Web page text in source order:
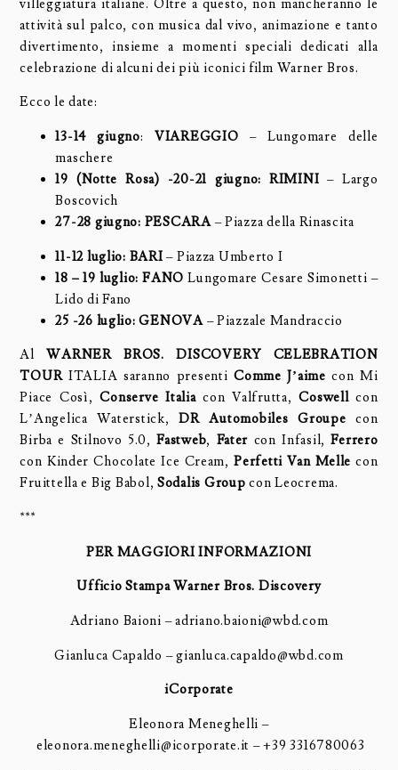
villeggiatura italiane. Oltre a questo, non mancheranno le
attività sul palco, con musica dal vivo, animazione e tanto
divertimento, insieme a momenti speciali dedicati alla
celebrazione di alcuni dei più iconici film Warner Bros.
Ecco le date:
13-14 giugno: VIAREGGIO – Lungomare delle
maschere
19 (Notte Rosa) -20-21 giugno: RIMINI – Largo
Boscovich
27-28 giugno: PESCARA – Piazza della Rinascita
11-12 luglio: BARI – Piazza Umberto I
18 – 19 luglio: FANO Lungomare Cesare Simonetti –
Lido di Fano
25 -26 luglio: GENOVA– Piazzale Mandraccio
AlWARNER BROS. DISCOVERY CELEBRATION
TOURITALIA saranno presentiComme J’aime con Mi
Piace Così,Conserve Italiacon Valfrutta,Coswellcon
L’Angelica Waterstick,DR Automobiles Groupe con
Birba e Stilnovo 5.0,Fastweb, Fater con Infasil,Ferrero
con Kinder Chocolate Ice Cream,Perfetti Van Melle con
Fruittella e Big Babol,Sodalis Group con Leocrema.
***
PER MAGGIORI INFORMAZIONI
Ufficio Stampa Warner Bros. Discovery
Adriano Baioni –adriano.baioni@wbd.com
Gianluca Capaldo – gianluca.capaldo@wbd.com
iCorporate
Eleonora Meneghelli –
eleonora.meneghelli@icorporate.it – +39 3316780063